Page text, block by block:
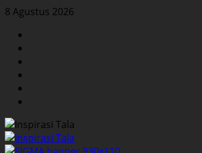
Skip
content
8 Agustus 2026